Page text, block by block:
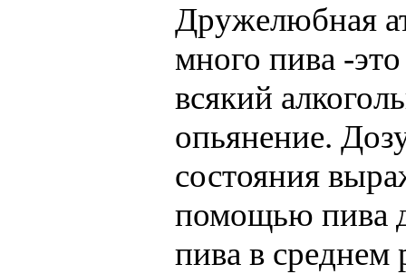
Дружелюбная
много пива -
всякий
опьянение.
состояния
помощью пива
пива в среднем